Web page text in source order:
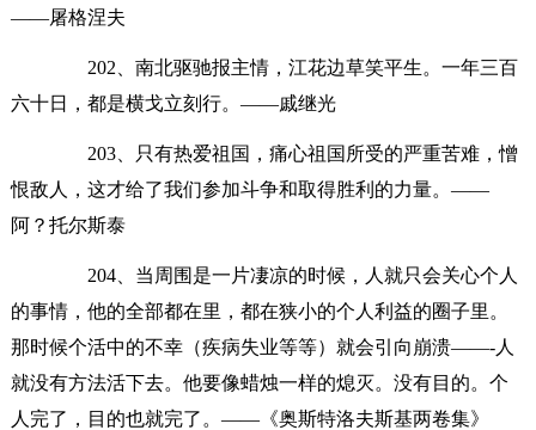
——屠格涅夫
202、南北驱驰报主情，江花边草笑平生。一年三百
六十日，都是横戈立刻行。——戚继光
203、只有热爱祖国，痛心祖国所受的严重苦难，憎
恨敌人，这才给了我们参加斗争和取得胜利的力量。——
阿？托尔斯泰
204、当周围是一片凄凉的时候，人就只会关心个人
的事情，他的全部都在里，都在狭小的个人利益的圈子里。
那时候个活中的不幸（疾病失业等等）就会引向崩溃——-人
就没有方法活下去。他要像蜡烛一样的熄灭。没有目的。个
人完了，目的也就完了。——《奥斯特洛夫斯基两卷集》